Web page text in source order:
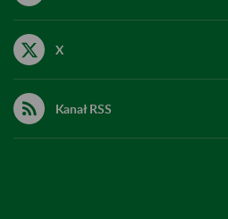
X
Kanał RSS